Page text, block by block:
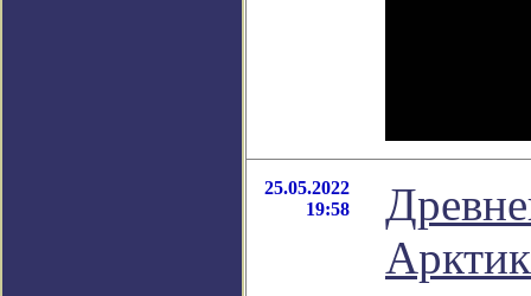
25.05.2022
19:58